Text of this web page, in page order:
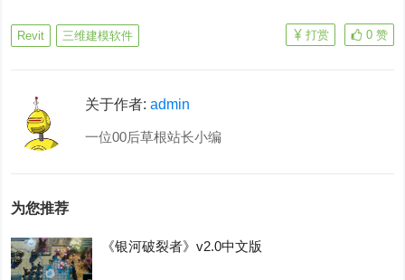
Revit 三维建模软件 0 赞
打赏
关于作者:admin
一位00后草根站长小编
为您推荐
《银河破裂者》v2.0中文版